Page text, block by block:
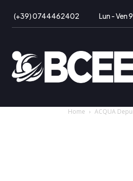
(+39) 0744462402 Lun - Ven
Home ACQUA